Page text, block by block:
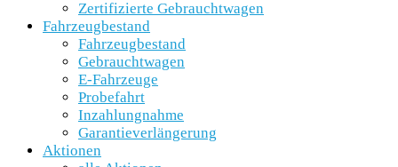
Zertifizierte Gebrauchtwagen
Fahrzeugbestand
Fahrzeugbestand
Gebrauchtwagen
E-Fahrzeuge
Probefahrt
Inzahlungnahme
Garantieverlängerung
Aktionen